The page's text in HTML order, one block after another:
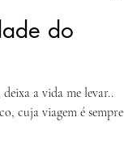
do
a vida me levar..
cuja viagem é sempre